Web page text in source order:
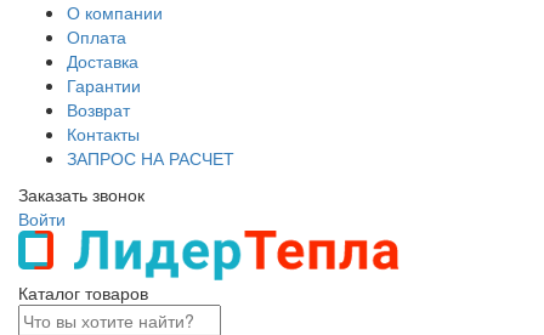
О компании
Оплата
Доставка
Гарантии
Возврат
Контакты
ЗАПРОС НА РАСЧЕТ
Заказать звонок
Войти
Каталог товаров